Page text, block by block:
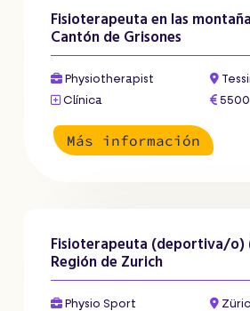
Fisioterapeuta en las
Cantón de Grisones
Physiotherapist
Clínica
Más información
Fisioterapeuta (deportiva/o)
Región de Zurich
Physio Sport